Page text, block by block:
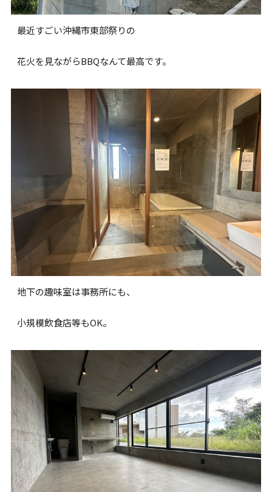
最近すごい沖縄市東部祭りの
花火を見ながらBBQなんて最高です。
地下の趣味室は事務所にも、
小規模飲食店等もOK。